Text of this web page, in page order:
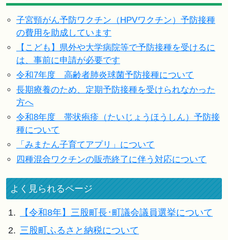
子宮頸がん予防ワクチン（HPVワクチン）予防接種
の費用を助成しています
【こども】県外や大学病院等で予防接種を受けるに
は、事前に申請が必要です
令和7年度 高齢者肺炎球菌予防接種について
長期療養のため、定期予防接種を受けられなかった
方へ
令和8年度 帯状疱疹（たいじょうほうしん）予防接
種について
「みまたん子育てアプリ」について
四種混合ワクチンの販売終了に伴う対応について
よく見られるページ
1.
【令和8年】三股町長･町議会議員選挙について
2. 三股町ふるさと納税について